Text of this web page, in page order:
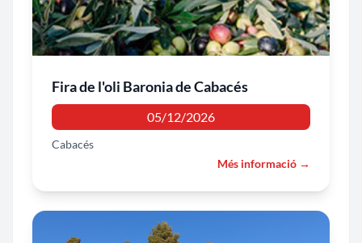
Fira de l'oli Baronia de Cabacés
05/12/2026
Cabacés
Més informació →